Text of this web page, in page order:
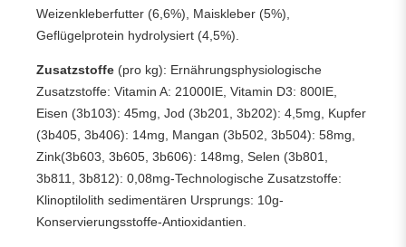
Weizenkleberfutter (6,6%), Maiskleber (5%),
Geflügelprotein hydrolysiert (4,5%).
Zusatzstoffe (pro kg): Ernährungsphysiologische
Zusatzstoffe: Vitamin A: 21000IE, Vitamin D3: 800IE,
Eisen (3b103): 45mg, Jod (3b201, 3b202): 4,5mg, Kupfer
(3b405, 3b406): 14mg, Mangan (3b502, 3b504): 58mg,
Zink(3b603, 3b605, 3b606): 148mg, Selen (3b801,
3b811, 3b812): 0,08mg-Technologische Zusatzstoffe:
Klinoptilolith sedimentären Ursprungs: 10g-
Konservierungsstoffe-Antioxidantien.